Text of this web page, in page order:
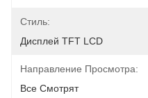
Стиль:
Дисплей TFT LCD
Направление Просмотра:
Все Смотрят